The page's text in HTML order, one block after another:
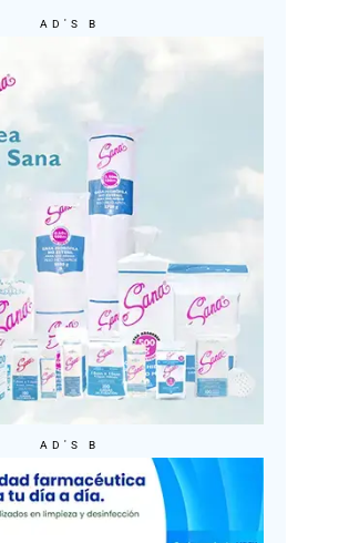
AD'S B
AD'S B